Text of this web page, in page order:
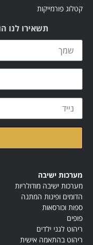
קטלוג פורמייקות
תשאירו לנו
מערכות ישיבה
מערכות ישיבה מודולריות
הדומים ופינות המתנה
ספות וכורסאות
פופים
ריהוט לגני ילדים
ריהוט בהתאמה אישית